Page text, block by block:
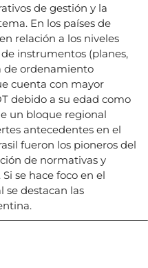
de gestión y la
En los países de
relación a los niveles
instrumentos (planes,
de ordenamiento
cuenta con mayor
debido a su edad como
un bloque regional
antecedentes en el
fueron los pioneros del
de normativas y
se hace foco en el
se destacan las